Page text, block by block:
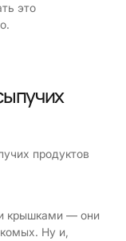
это
продуктов
крышками — они
Ну и,